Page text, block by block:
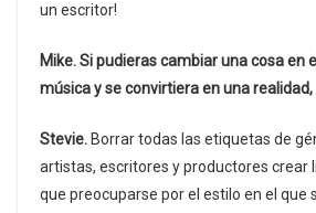
un escritor!
Mike. Si pudieras cambiar una cosa en
música y se convirtiera en una realidad,
Stevie. Borrar todas las etiquetas de
artistas, escritores y productores crear
que preocuparse por el estilo en el que